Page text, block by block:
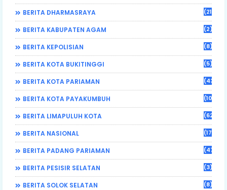
BERITA DHARMASRAYA (21)
BERITA KABUPATEN AGAM (2)
BERITA KEPOLISIAN (8)
BERITA KOTA BUKITINGGI (5)
BERITA KOTA PARIAMAN (43)
BERITA KOTA PAYAKUMBUH (108)
BERITA LIMAPULUH KOTA (62)
BERITA NASIONAL (17)
BERITA PADANG PARIAMAN (470)
BERITA PESISIR SELATAN (3)
BERITA SOLOK SELATAN (8)